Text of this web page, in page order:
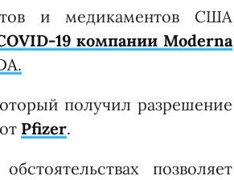
и медикаментов США
19 компании Moderna
получил разрешение
Pfizer.
позволяет